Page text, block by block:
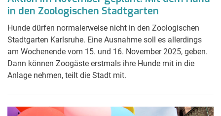
in den Zoologischen Stadtgarten
Hunde dürfen normalerweise nicht in den Zoologischen
Stadtgarten Karlsruhe. Eine Ausnahme soll es allerdings
am Wochenende vom 15. und 16. November 2025, geben.
Dann können Zoogäste erstmals ihre Hunde mit in die
Anlage nehmen, teilt die Stadt mit.